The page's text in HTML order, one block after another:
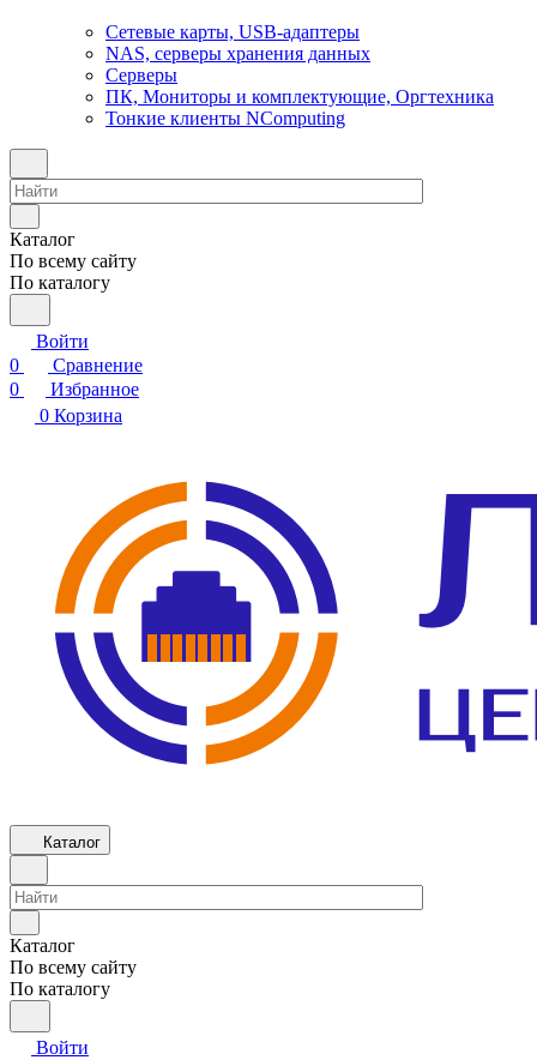
Сетевые карты, USB-адаптеры
NAS, серверы хранения данных
Серверы
ПК, Мониторы и комплектующие, Оргтехника
Тонкие клиенты NComputing
Каталог
По всему сайту
По каталогу
Войти
0
Сравнение
0
Избранное
0 Корзина
Каталог
Каталог
По всему сайту
По каталогу
Войти